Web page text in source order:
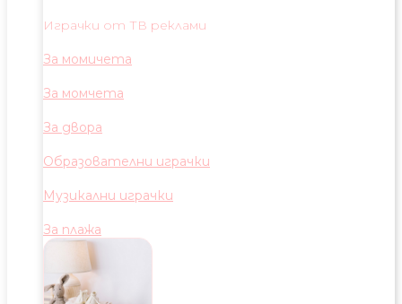
Играчки от ТВ реклами
За момичета
За момчета
За двора
Образователни играчки
Музикални играчки
За плажа